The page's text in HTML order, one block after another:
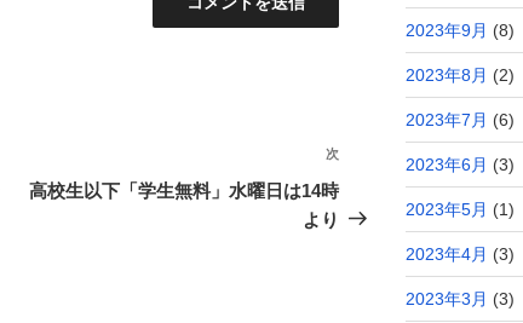
の
投
次
高校生以下「学生無料」水曜日は14時
より
2023年9月 (8)
2023年8月 (2)
2023年7月 (6)
2023年6月 (3)
2023年5月 (1)
2023年4月 (3)
2023年3月 (3)